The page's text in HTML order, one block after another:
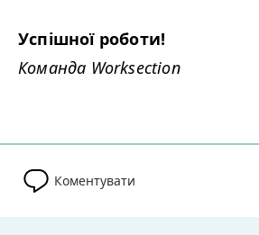
Успішної роботи!
Команда Work­sec­tion
Коментувати